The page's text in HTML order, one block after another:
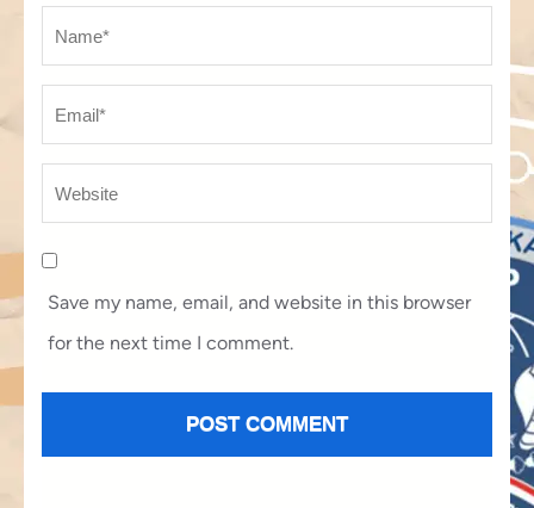
Name
Save my name, email, and website in this browser
for the next time I comment.